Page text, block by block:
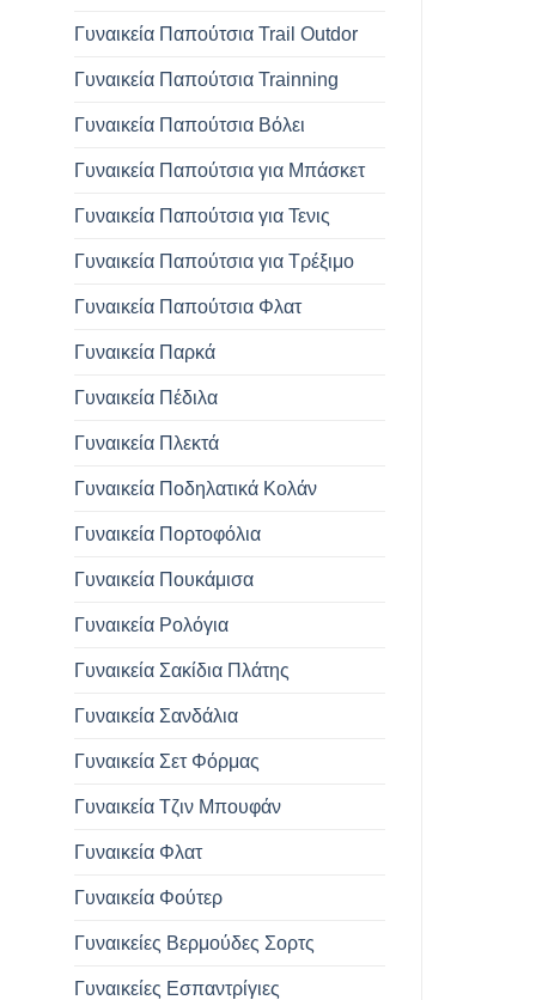
Γυναικεία Παπούτσια Trail Outdor
Γυναικεία Παπούτσια Trainning
Γυναικεία Παπούτσια Βόλει
Γυναικεία Παπούτσια για Μπάσκετ
Γυναικεία Παπούτσια για Τενις
Γυναικεία Παπούτσια για Τρέξιμο
Γυναικεία Παπούτσια Φλατ
Γυναικεία Παρκά
Γυναικεία Πέδιλα
Γυναικεία Πλεκτά
Γυναικεία Ποδηλατικά Κολάν
Γυναικεία Πορτοφόλια
Γυναικεία Πουκάμισα
Γυναικεία Ρολόγια
Γυναικεία Σακίδια Πλάτης
Γυναικεία Σανδάλια
Γυναικεία Σετ Φόρμας
Γυναικεία Τζιν Μπουφάν
Γυναικεία Φλατ
Γυναικεία Φούτερ
Γυναικείες Βερμούδες Σορτς
Γυναικείες Εσπαντρίγιες